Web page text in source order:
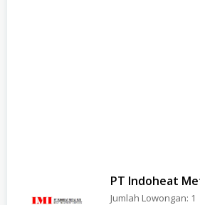
PT Indoheat
Jumlah Lowongan: 1